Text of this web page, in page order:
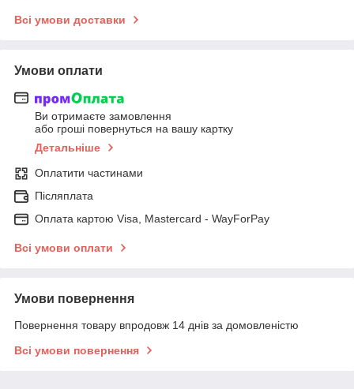
Всі умови доставки
Умови оплати
Ви отримаєте замовлення
або гроші повернуться на вашу картку
Детальніше
Оплатити частинами
Післяплата
Оплата картою Visa, Mastercard - WayForPay
Всі умови оплати
Умови повернення
Повернення товару впродовж 14 днів за домовленістю
Всі умови повернення